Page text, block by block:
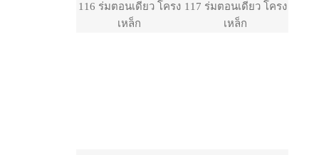
116 ร่มตอนเดียว โครง
เหล็ก
117 ร่มตอนเดียว โครง
เหล็ก